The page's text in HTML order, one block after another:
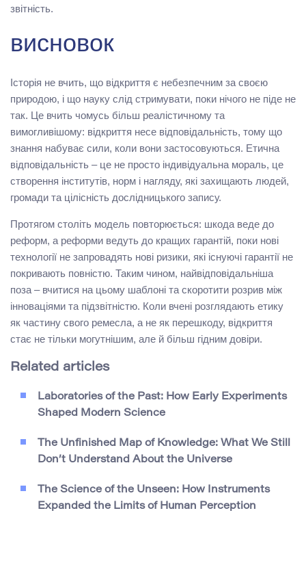
звітність.
висновок
Історія не вчить, що відкриття є небезпечним за своєю
природою, і що науку слід стримувати, поки нічого не піде не
так. Це вчить чомусь більш реалістичному та
вимогливішому: відкриття несе відповідальність, тому що
знання набуває сили, коли вони застосовуються. Етична
відповідальність – це не просто індивідуальна мораль, це
створення інститутів, норм і нагляду, які захищають людей,
громади та цілісність дослідницького запису.
Протягом століть модель повторюється: шкода веде до
реформ, а реформи ведуть до кращих гарантій, поки нові
технології не запровадять нові ризики, які існуючі гарантії не
покривають повністю. Таким чином, найвідповідальніша
поза – вчитися на цьому шаблоні та скоротити розрив між
інноваціями та підзвітністю. Коли вчені розглядають етику
як частину свого ремесла, а не як перешкоду, відкриття
стає не тільки могутнішим, але й більш гідним довіри.
Related articles
Laboratories of the Past: How Early Experiments
Shaped Modern Science
The Unfinished Map of Knowledge: What We Still
Don’t Understand About the Universe
The Science of the Unseen: How Instruments
Expanded the Limits of Human Perception